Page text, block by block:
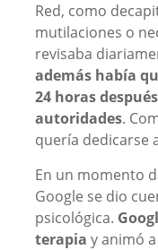
Red, como
mutilaciones o
revisaba
además había
24 horas
autoridades.
quería dedicarse
En un momento
Google se dio
psicológica.
terapia y animó